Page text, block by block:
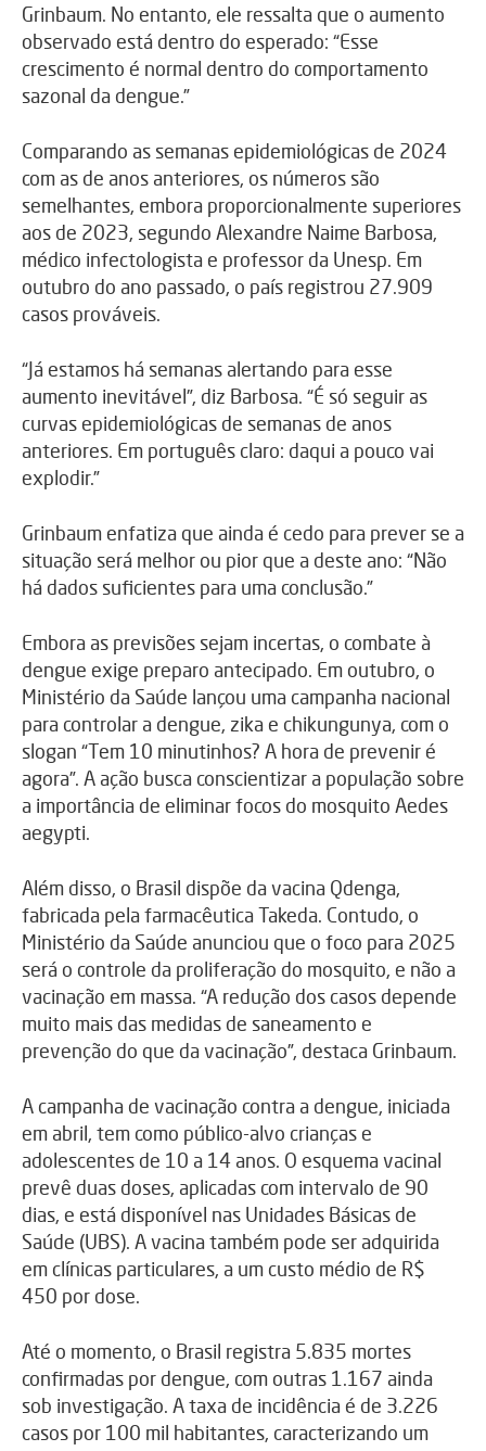
Grinbaum. No entanto, ele ressalta que o aumento
observado está dentro do esperado: “Esse
crescimento é normal dentro do comportamento
sazonal da dengue.”
Comparando as semanas epidemiológicas de 2024
com as de anos anteriores, os números são
semelhantes, embora proporcionalmente superiores
aos de 2023, segundo Alexandre Naime Barbosa,
médico infectologista e professor da Unesp. Em
outubro do ano passado, o país registrou 27.909
casos prováveis.
“Já estamos há semanas alertando para esse
aumento inevitável”, diz Barbosa. “É só seguir as
curvas epidemiológicas de semanas de anos
anteriores. Em português claro: daqui a pouco vai
explodir.”
Grinbaum enfatiza que ainda é cedo para prever se a
situação será melhor ou pior que a deste ano: “Não
há dados suficientes para uma conclusão.”
Embora as previsões sejam incertas, o combate à
dengue exige preparo antecipado. Em outubro, o
Ministério da Saúde lançou uma campanha nacional
para controlar a dengue, zika e chikungunya, com o
slogan “Tem 10 minutinhos? A hora de prevenir é
agora”. A ação busca conscientizar a população sobre
a importância de eliminar focos do mosquito Aedes
aegypti.
Além disso, o Brasil dispõe da vacina Qdenga,
fabricada pela farmacêutica Takeda. Contudo, o
Ministério da Saúde anunciou que o foco para 2025
será o controle da proliferação do mosquito, e não a
vacinação em massa. “A redução dos casos depende
muito mais das medidas de saneamento e
prevenção do que da vacinação”, destaca Grinbaum.
A campanha de vacinação contra a dengue, iniciada
em abril, tem como público-alvo crianças e
adolescentes de 10 a 14 anos. O esquema vacinal
prevê duas doses, aplicadas com intervalo de 90
dias, e está disponível nas Unidades Básicas de
Saúde (UBS). A vacina também pode ser adquirida
em clínicas particulares, a um custo médio de R$
450 por dose.
Até o momento, o Brasil registra 5.835 mortes
confirmadas por dengue, com outras 1.167 ainda
sob investigação. A taxa de incidência é de 3.226
casos por 100 mil habitantes, caracterizando um